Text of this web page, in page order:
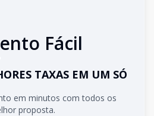
Fácil
TAXAS EM UM SÓ
em minutos com todos os
proposta.